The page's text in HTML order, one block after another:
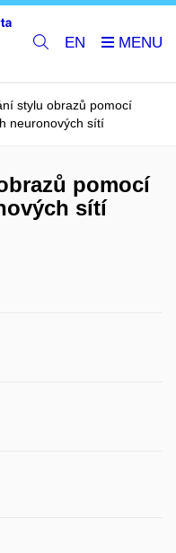
EN
stylu obrazů pomocí
neuronových sítí
pomocí
sítí